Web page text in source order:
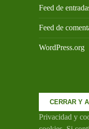
Feed de
Feed de
WordPress.org
Privacidad y